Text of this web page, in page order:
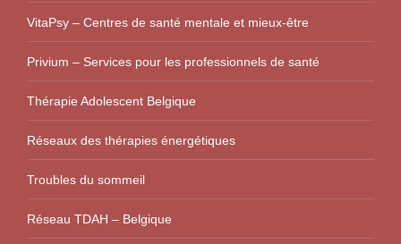
VitaPsy – Centres de santé mentale et mieux-être
Privium – Services pour les professionnels de santé
Thérapie Adolescent Belgique
Réseaux des thérapies énergétiques
Troubles du sommeil
Réseau TDAH – Belgique